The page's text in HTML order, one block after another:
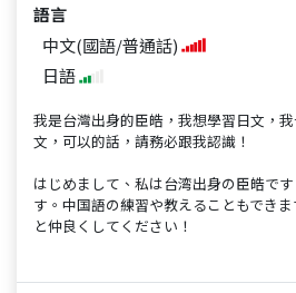
語言
中文(國語/普通話)
日語
我是台灣出身的臣皓，我想學習日文，
文，可以的話，請務必跟我認識！
はじめまして、私は台湾出身の臣皓で
す。中国語の練習や教えることもでき
と仲良くしてください！